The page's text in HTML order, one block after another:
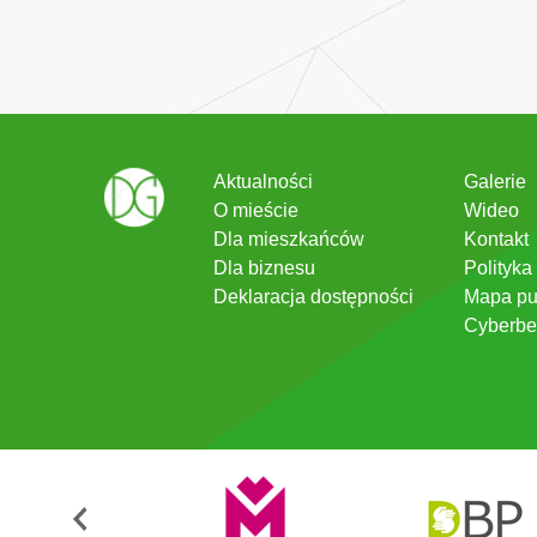
Aktualności
O mieście
Dla mieszkańców
Dla biznesu
Deklaracja dostępności
Galerie
Wideo
Kontakt
Mapa